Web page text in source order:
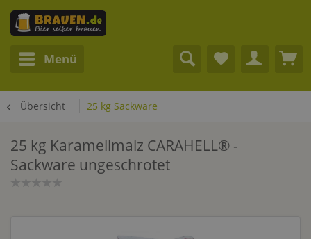
Menü
Übersicht 25 kg Sackware
25 kg Karamellmalz CARAHELL® -
Sackware ungeschrotet